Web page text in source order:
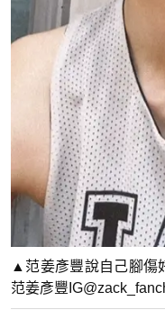
▲范姜彥豐說自己腳傷
范姜彥豐